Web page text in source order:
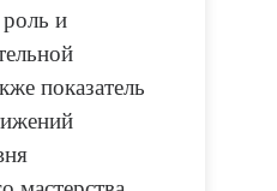
и
показатель